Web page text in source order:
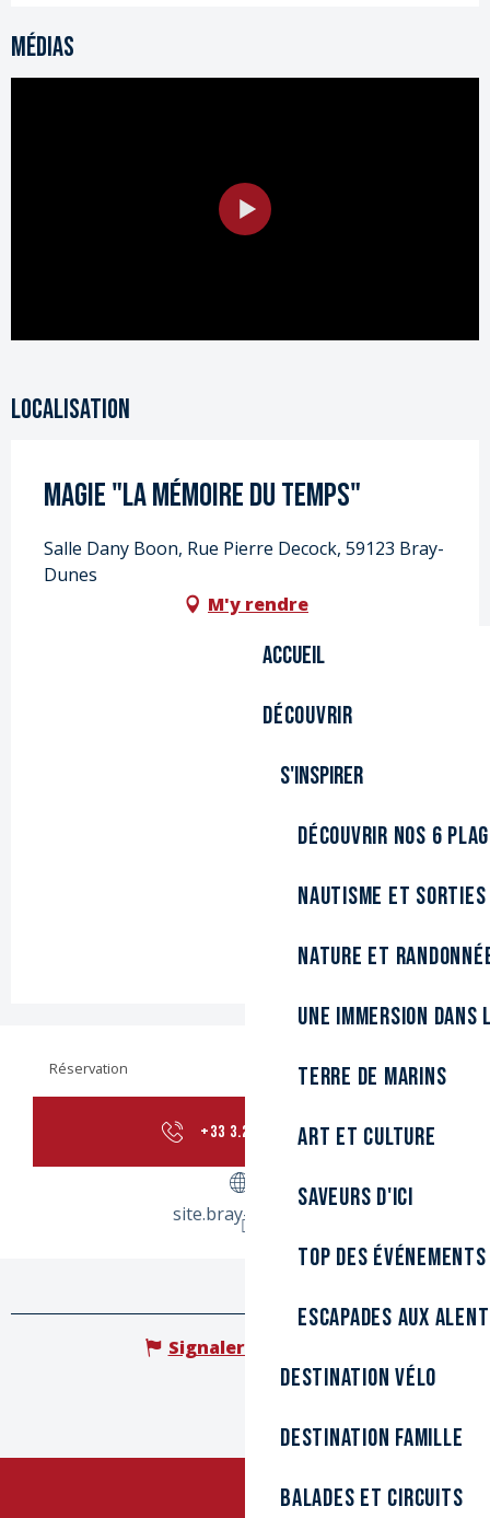
Accueil
Découvrir
S'inspirer
Découvrir nos 6
Nautisme et sorties
Nature et
Une immersion
Terre de marins
Art et culture
Saveurs d'ici
Top des événements
Escapades aux
Destination Vélo
Destination Famille
Balades et circuits
Médias
Localisation
Magie "La Mémoire du Temps"
Salle Dany Boon, Rue Pierre Decock, 59123 Bray-
Dunes
M'y rendre
Réservation
+33 3.28.58.82.▒▒
site.bray-dunes.fr
Signaler une erreur